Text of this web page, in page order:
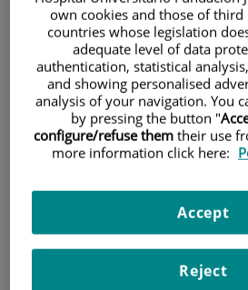
Investigación
own cookies and those of third
countries whose legislation
adequate level of data
authentication, statistical
and showing personalised
analysis of your navigation. You
by pressing the button "
configure/refuse them their use
more information click here:
Reject
Accept